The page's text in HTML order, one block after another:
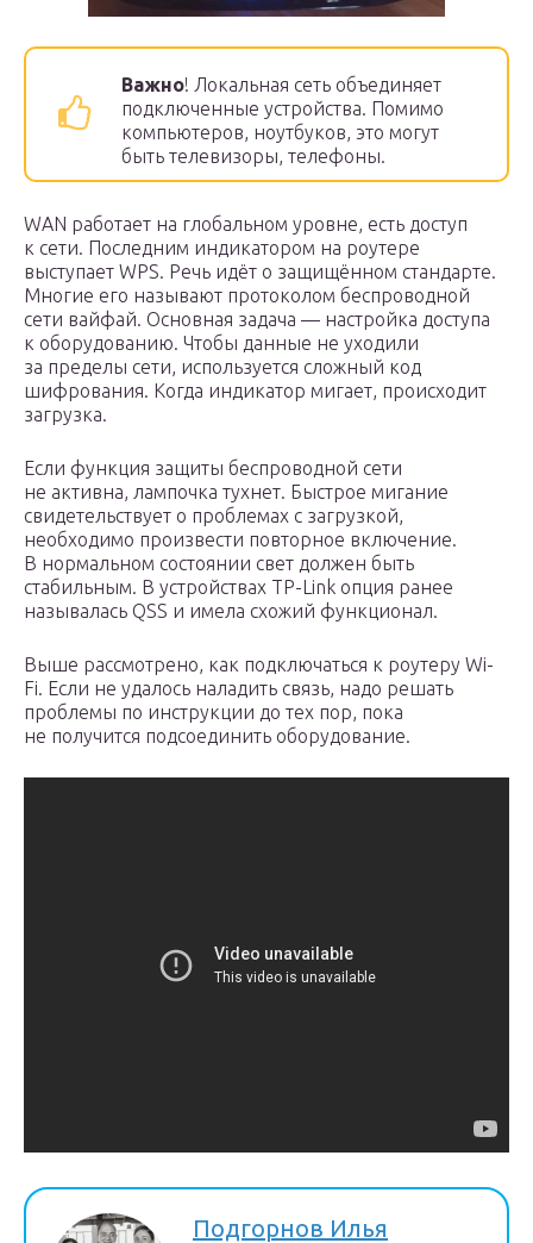
Важно! Локальная сеть объединяет
подключенные устройства. Помимо
компьютеров, ноутбуков, это могут
быть телевизоры, телефоны.
WAN работает на глобальном уровне, есть доступ
к сети. Последним индикатором на роутере
выступает WPS. Речь идёт о защищённом стандарте.
Многие его называют протоколом беспроводной
сети вайфай. Основная задача — настройка доступа
к оборудованию. Чтобы данные не уходили
за пределы сети, используется сложный код
шифрования. Когда индикатор мигает, происходит
загрузка.
Если функция защиты беспроводной сети
не активна, лампочка тухнет. Быстрое мигание
свидетельствует о проблемах с загрузкой,
необходимо произвести повторное включение.
В нормальном состоянии свет должен быть
стабильным. В устройствах TP-Link опция ранее
называлась QSS и имела схожий функционал.
Выше рассмотрено, как подключаться к роутеру Wi-
Fi. Если не удалось наладить связь, надо решать
проблемы по инструкции до тех пор, пока
не получится подсоединить оборудование.
Подгорнов Илья